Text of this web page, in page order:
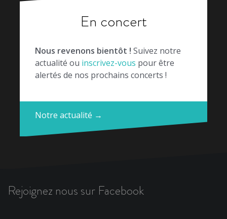
En concert
Nous revenons bientôt ! Suivez notre
actualité ou inscrivez-vous pour être
alertés de nos prochains concerts !
Notre actualité →
Rejoignez nous sur Facebook